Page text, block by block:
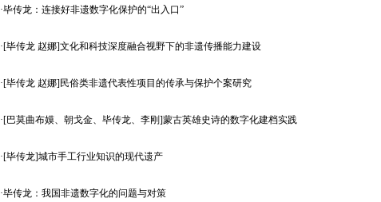
·毕传龙：连接好非遗数字化保护的“出入口”
·[毕传龙 赵娜]文化和科技深度融合视野下的非遗传播能力建设
·[毕传龙 赵娜]民俗类非遗代表性项目的传承与保护个案研究
·[巴莫曲布嫫、朝戈金、毕传龙、李刚]蒙古英雄史诗的数字化建档实践
·[毕传龙]城市手工行业知识的现代遗产
·毕传龙：我国非遗数字化的问题与对策